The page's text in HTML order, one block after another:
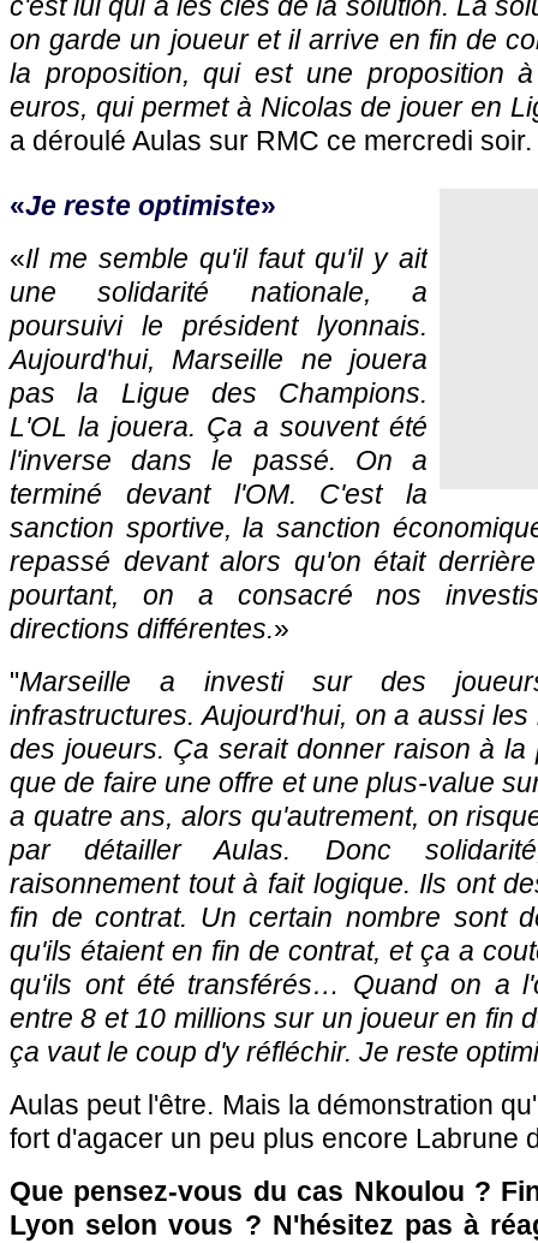
on garde un joueur et il arrive en fin de
la proposition, qui est une proposition
euros, qui permet à Nicolas de jouer en
a déroulé Aulas sur RMC ce mercredi soir.
«Je reste optimiste»
«Il me semble qu'il faut qu'il y ait
une solidarité nationale, a
poursuivi le président lyonnais.
Aujourd'hui, Marseille ne jouera
pas la Ligue des Champions.
L'OL la jouera. Ça a souvent été
l'inverse dans le passé. On a
terminé devant l'OM. C'est la
sanction sportive, la sanction
repassé devant alors qu'on était
pourtant, on a consacré nos
directions différentes.»
"Marseille a investi sur des
infrastructures. Aujourd'hui, on a aussi
des joueurs. Ça serait donner raison à la
que de faire une offre et une plus-value
a quatre ans, alors qu'autrement, on
par détailler Aulas. Donc
raisonnement tout à fait logique. Ils ont
fin de contrat. Un certain nombre sont
qu'ils étaient en fin de contrat, et ça a
qu'ils ont été transférés… Quand on a
entre 8 et 10 millions sur un joueur en fin
ça vaut le coup d'y réfléchir. Je reste
Aulas peut l'être. Mais la démonstration
fort d'agacer un peu plus encore Labrune
Que pensez-vous du cas Nkoulou ?
Lyon selon vous ? N'hésitez pas à